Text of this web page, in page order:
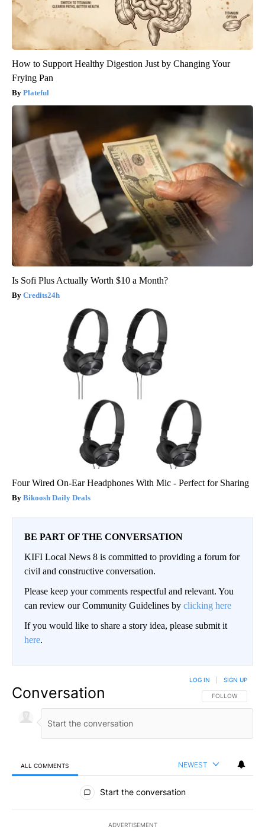
How to Support Healthy Digestion Just by Changing Your
Frying Pan
Plateful
Is Sofi Plus Actually Worth $10 a Month?
Credits24h
Four Wired On-Ear Headphones With Mic - Perfect for Sharing
Bikoosh Daily Deals
BE PART OF THE CONVERSATION
KIFI Local News 8 is committed to providing a forum for
civil and constructive conversation.
Please keep your comments respectful and relevant. You
can review our Community Guidelines by clicking here
If you would like to share a story idea, please submit it
here.
Conversation FOLLOW THIS
FOLLOW
LOG IN SIGN UP
ALL COMMENTS NEWEST
All Comments
Start the conversation
ADVERTISEMENT